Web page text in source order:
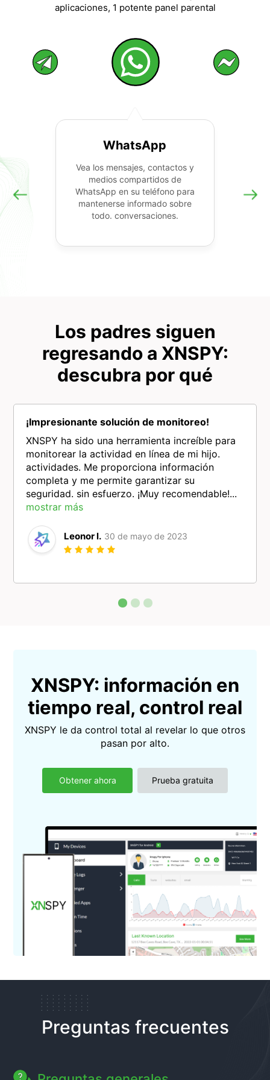
aplicaciones, 1 potente panel parental
WhatsApp
Vea los mensajes, contactos y
medios compartidos de
WhatsApp en su teléfono para
mantenerse informado sobre
todo. conversaciones.
Los padres siguen
regresando a XNSPY:
descubra por qué
¡Impresionante solución de monitoreo!
XNSPY ha sido una herramienta increíble para
monitorear la actividad en línea de mi hijo.
actividades. Me proporciona información
completa y me permite garantizar su
seguridad. sin esfuerzo. ¡Muy recomendable!...
mostrar más
Leonor l. 30 de mayo de 2023
XNSPY: información en
tiempo real, control real
XNSPY le da control total al revelar lo que otros
pasan por alto.
Obtener ahora Prueba gratuita
Preguntas frecuentes